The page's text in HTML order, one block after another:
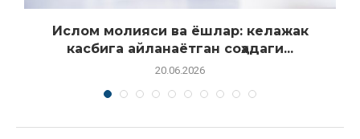
Ислом молияси ва ёшлар: келажак
касбига айланаётган соҳадаги...
20.06.2026